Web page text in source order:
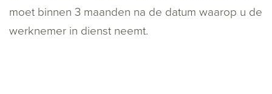
moet binnen 3 maanden na de datum waarop u de
werknemer in dienst neemt.